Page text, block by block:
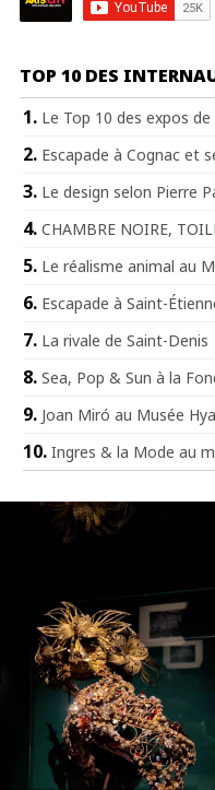
TOP 10 DES
Le Top 10 des expos
Escapade à Cognac et
Le design selon Pierre
CHAMBRE NOIRE,
Le réalisme animal au
Escapade à Saint-
La rivale de Saint-Denis
Sea, Pop & Sun à la
Joan Miró au Musée
Ingres & la Mode au